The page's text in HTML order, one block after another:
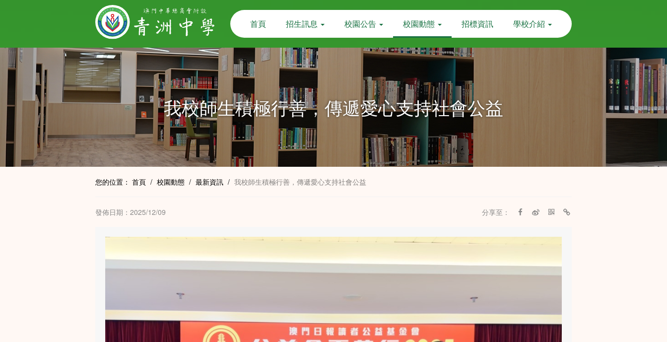
首頁 招生訊息 校園公告 校園動態 招標資訊 學校介紹
我校師生積極行善，傳遞愛心支持社會公益
您的位置： 首頁 / 校園動態 / 最新資訊 / 我校師生積極行善，傳遞愛心支持社會公益
發佈日期：2025/12/09 分享至：